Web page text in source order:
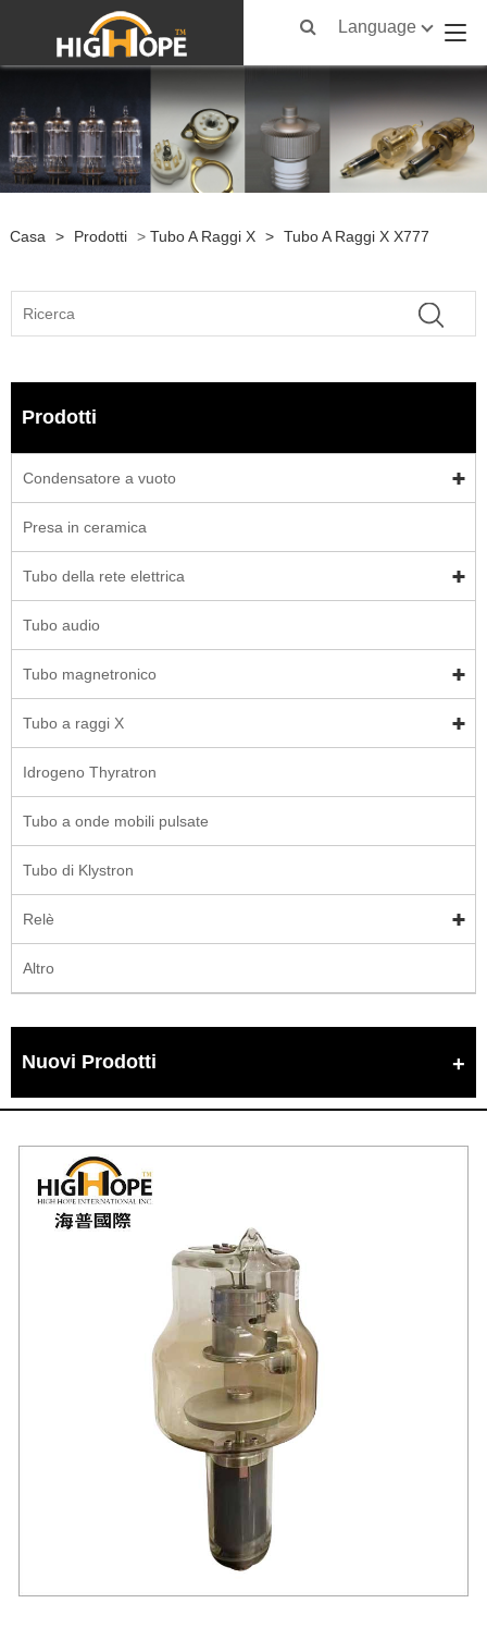
Language
Casa > Prodotti > Tubo A Raggi X > Tubo A Raggi X X777
Prodotti
Condensatore a vuoto
Presa in ceramica
Tubo della rete elettrica
Tubo audio
Tubo magnetronico
Tubo a raggi X
Idrogeno Thyratron
Tubo a onde mobili pulsate
Tubo di Klystron
Relè
Altro
Nuovi Prodotti